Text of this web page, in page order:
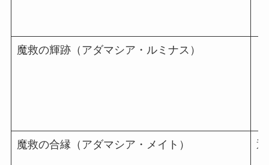
魔救の輝跡（アダマシア・ルミナス）
魔救の合縁（アダマシア・メイト）